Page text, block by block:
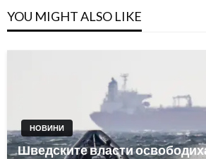
YOU MIGHT ALSO LIKE
НОВИНИ
Шведските власти